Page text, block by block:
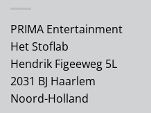
PRIMA Entertainment
Het Stoflab
Hendrik Figeeweg 5L
2031 BJ Haarlem
Noord-Holland